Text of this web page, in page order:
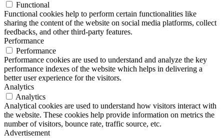
Functional
Functional cookies help to perform certain functionalities like
sharing the content of the website on social media platforms, collect
feedbacks, and other third-party features.
Performance
Performance
Performance cookies are used to understand and analyze the key
performance indexes of the website which helps in delivering a
better user experience for the visitors.
Analytics
Analytics
Analytical cookies are used to understand how visitors interact with
the website. These cookies help provide information on metrics the
number of visitors, bounce rate, traffic source, etc.
Advertisement